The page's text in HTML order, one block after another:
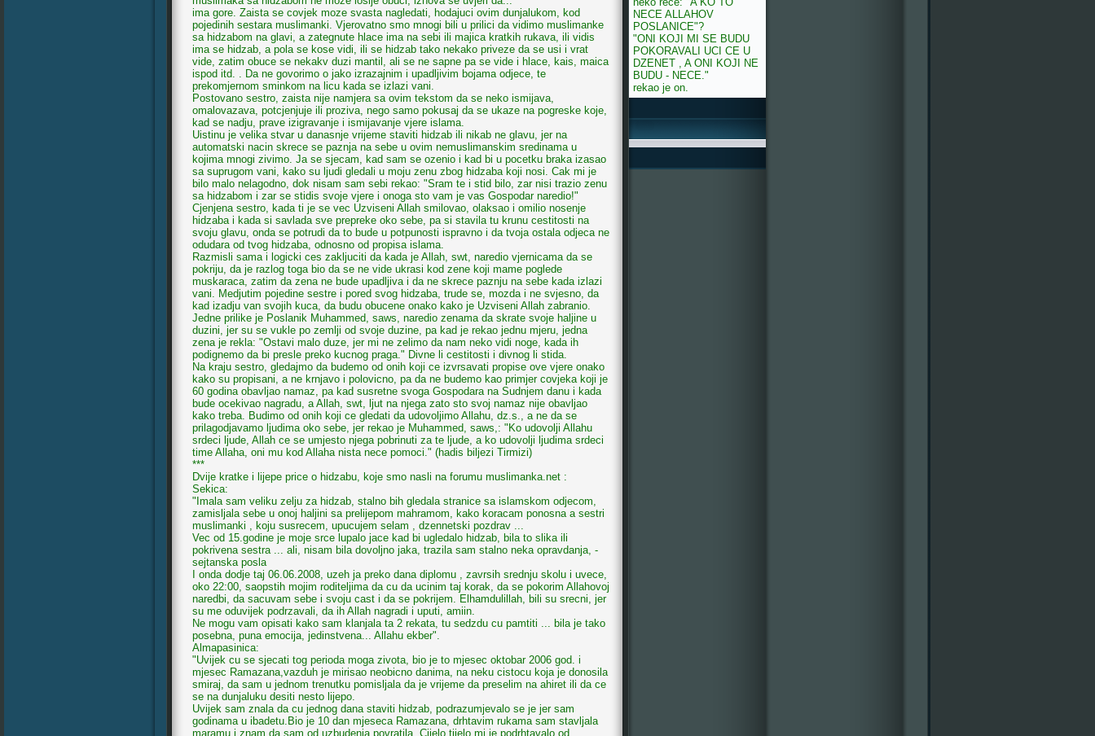
ima gore. Zaista se covjek moze svasta nagledati, hodajuci ovim dunjalukom, kod
pojedinih sestara muslimanki. Vjerovatno smo mnogi bili u prilici da vidimo muslimanke
sa hidzabom na glavi, a zategnute hlace ima na sebi ili majica kratkih rukava, ili vidis
ima se hidzab, a pola se kose vidi, ili se hidzab tako nekako priveze da se usi i vrat
vide, zatim obuce se nekakv duzi mantil, ali se ne sapne pa se vide i hlace, kais, maica
ispod itd. . Da ne govorimo o jako izrazajnim i upadljivim bojama odjece, te
prekomjernom sminkom na licu kada se izlazi vani.
Postovano sestro, zaista nije namjera sa ovim tekstom da se neko ismijava,
omalovazava, potcjenjuje ili proziva, nego samo pokusaj da se ukaze na pogreske koje,
kad se nadju, prave izigravanje i ismijavanje vjere islama.
Uistinu je velika stvar u danasnje vrijeme staviti hidzab ili nikab ne glavu, jer na
automatski nacin skrece se paznja na sebe u ovim nemuslimanskim sredinama u
kojima mnogi zivimo. Ja se sjecam, kad sam se ozenio i kad bi u pocetku braka izasao
sa suprugom vani, kako su ljudi gledali u moju zenu zbog hidzaba koji nosi. Cak mi je
bilo malo nelagodno, dok nisam sam sebi rekao: "Sram te i stid bilo, zar nisi trazio zenu
sa hidzabom i zar se stidis svoje vjere i onoga sto vam je vas Gospodar naredio!"
Cjenjena sestro, kada ti je se vec Uzviseni Allah smilovao, olaksao i omilio nosenje
hidzaba i kada si savlada sve prepreke oko sebe, pa si stavila tu krunu cestitosti na
svoju glavu, onda se potrudi da to bude u potpunosti ispravno i da tvoja ostala odjeca ne
odudara od tvog hidzaba, odnosno od propisa islama.
Razmisli sama i logicki ces zakljuciti da kada je Allah, swt, naredio vjernicama da se
pokriju, da je razlog toga bio da se ne vide ukrasi kod zene koji mame poglede
muskaraca, zatim da zena ne bude upadljiva i da ne skrece paznju na sebe kada izlazi
vani. Medjutim pojedine sestre i pored svog hidzaba, trude se, mozda i ne svjesno, da
kad izadju van svojih kuca, da budu obucene onako kako je Uzviseni Allah zabranio.
Jedne prilike je Poslanik Muhammed, saws, naredio zenama da skrate svoje haljine u
duzini, jer su se vukle po zemlji od svoje duzine, pa kad je rekao jednu mjeru, jedna
zena je rekla: "Ostavi malo duze, jer mi ne zelimo da nam neko vidi noge, kada ih
podignemo da bi presle preko kucnog praga." Divne li cestitosti i divnog li stida.
Na kraju sestro, gledajmo da budemo od onih koji ce izvrsavati propise ove vjere onako
kako su propisani, a ne krnjavo i polovicno, pa da ne budemo kao primjer covjeka koji je
60 godina obavljao namaz, pa kad susretne svoga Gospodara na Sudnjem danu i kada
bude ocekivao nagradu, a Allah, swt, ljut na njega zato sto svoj namaz nije obavljao
kako treba. Budimo od onih koji ce gledati da udovoljimo Allahu, dz.s., a ne da se
prilagodjavamo ljudima oko sebe, jer rekao je Muhammed, saws,: "Ko udovolji Allahu
srdeci ljude, Allah ce se umjesto njega pobrinuti za te ljude, a ko udovolji ljudima srdeci
time Allaha, oni mu kod Allaha nista nece pomoci." (hadis biljezi Tirmizi)
***
Dvije kratke i lijepe price o hidzabu, koje smo nasli na forumu muslimanka.net :
Sekica:
"Imala sam veliku zelju za hidzab, stalno bih gledala stranice sa islamskom odjecom,
zamisljala sebe u onoj haljini sa prelijepom mahramom, kako koracam ponosna a sestri
muslimanki , koju susrecem, upucujem selam , dzennetski pozdrav ...
Vec od 15.godine je moje srce lupalo jace kad bi ugledalo hidzab, bila to slika ili
pokrivena sestra ... ali, nisam bila dovoljno jaka, trazila sam stalno neka opravdanja, -
sejtanska posla
I onda dodje taj 06.06.2008, uzeh ja preko dana diplomu , zavrsih srednju skolu i uvece,
oko 22:00, saopstih mojim roditeljima da cu da ucinim taj korak, da se pokorim Allahovoj
naredbi, da sacuvam sebe i svoju cast i da se pokrijem. Elhamdulillah, bili su srecni, jer
su me oduvijek podrzavali, da ih Allah nagradi i uputi, amiin.
Ne mogu vam opisati kako sam klanjala ta 2 rekata, tu sedzdu cu pamtiti ... bila je tako
posebna, puna emocija, jedinstvena... Allahu ekber".
Almapasinica:
"Uvijek cu se sjecati tog perioda moga zivota, bio je to mjesec oktobar 2006 god. i
mjesec Ramazana,vazduh je mirisao neobicno danima, na neku cistocu koja je donosila
smiraj, da sam u jednom trenutku pomisljala da je vrijeme da preselim na ahiret ili da ce
se na dunjaluku desiti nesto lijepo.
Uvijek sam znala da cu jednog dana staviti hidzab, podrazumjevalo se je jer sam
godinama u ibadetu.Bio je 10 dan mjeseca Ramazana, drhtavim rukama sam stavljala
maramu i znam da sam od uzbudenja povratila. Cijelo tijelo mi je podrhtavalo od
NECE ALLAHOV
POSLANICE"?
"ONI KOJI MI SE BUDU
POKORAVALI UCI CE U
DZENET , A ONI KOJI NE
BUDU - NECE."
rekao je on.